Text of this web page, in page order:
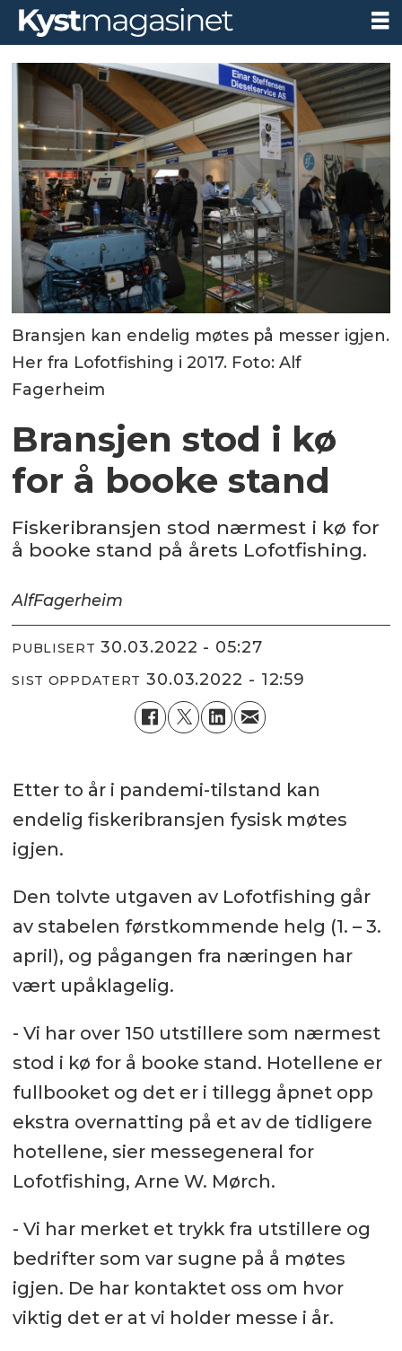
Bransjen kan endelig møtes på messer igjen.
Her fra Lofotfishing i 2017. Foto: Alf
Fagerheim
Bransjen stod i kø
for å booke stand
Fiskeribransjen stod nærmest i kø for
å booke stand på årets Lofotfishing.
AlfFagerheim
PUBLISERT 30.03.2022 - 05:27
SIST OPPDATERT 30.03.2022 - 12:59
Etter to år i pandemi-tilstand kan
endelig fiskeribransjen fysisk møtes
igjen.
Den tolvte utgaven av Lofotfishing går
av stabelen førstkommende helg (1. – 3.
april), og pågangen fra næringen har
vært upåklagelig.
- Vi har over 150 utstillere som nærmest
stod i kø for å booke stand. Hotellene er
fullbooket og det er i tillegg åpnet opp
ekstra overnatting på et av de tidligere
hotellene, sier messegeneral for
Lofotfishing, Arne W. Mørch.
- Vi har merket et trykk fra utstillere og
bedrifter som var sugne på å møtes
igjen. De har kontaktet oss om hvor
viktig det er at vi holder messe i år.